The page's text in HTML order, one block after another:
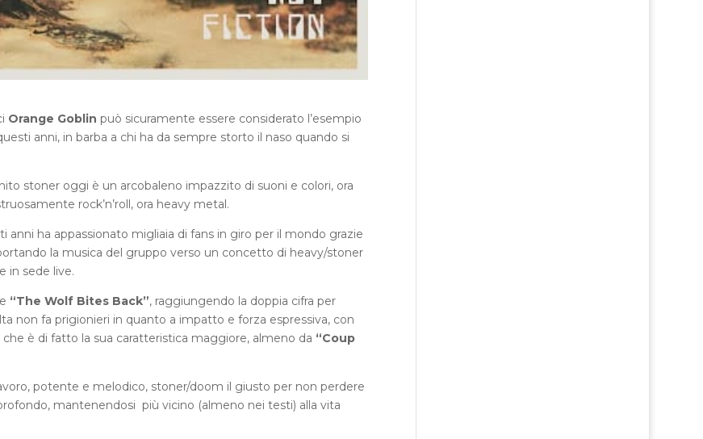
Orange Goblin può sicuramente essere considerato l’esempio
anni, in barba a chi ha da sempre storto il naso quando si
stoner oggi è un arcobaleno impazzito di suoni e colori, ora
rock’n’roll, ora heavy metal.
ha appassionato migliaia di fans in giro per il mondo grazie
la musica del gruppo verso un concetto di heavy/stoner
in sede live.
“The Wolf Bites Back”, raggiungendo la doppia cifra per
non fa prigionieri in quanto a impatto e forza espressiva, con
è di fatto la sua caratteristica maggiore, almeno da “Coup
potente e melodico, stoner/doom il giusto per non perdere
mantenendosi più vicino (almeno nei testi) alla vita